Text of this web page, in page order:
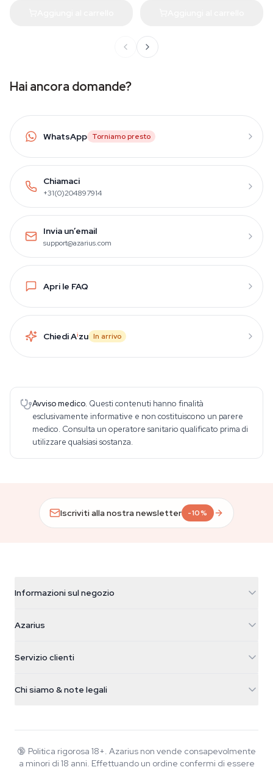
Hai ancora domande?
WhatsApp Torniamo presto
Chiamaci
+31(0)204897914
Invia un’email
support@azarius.com
Apri le FAQ
Chiedi Aizu In arrivo
Avviso medico. Questi contenuti hanno finalità
esclusivamente informative e non costituiscono un parere
medico. Consulta un operatore sanitario qualificato prima di
utilizzare qualsiasi sostanza.
Iscriviti alla nostra newsletter -10%
Informazioni sul negozio
Galvaniweg 11
Nederland
+31(0)204897914
Azarius
Smokeshop
Servizio clienti
FAQ
Chi siamo & note legali
Wiki
Blog
🔞 Politica rigorosa 18+. Azarius non vende consapevolmente
a minori di 18 anni. Effettuando un ordine confermi di essere